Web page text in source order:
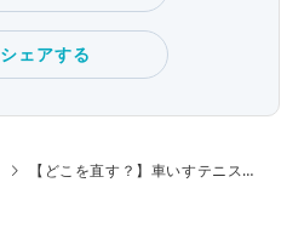
シェアする
【どこを直す？】車いすテニス・小田選手の快挙